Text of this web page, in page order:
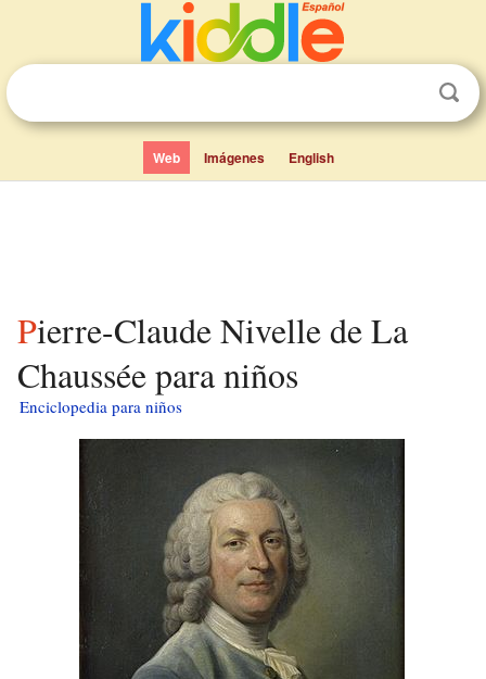
Web Imágenes English
Pierre-Claude Nivelle de La
Chaussée para niños
Enciclopedia para niños